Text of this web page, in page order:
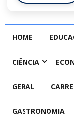
HOME
CIÊNCIA
GERAL
GASTRONOMIA